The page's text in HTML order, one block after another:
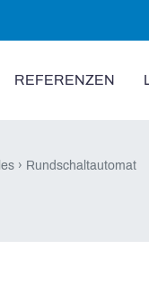
REFERENZEN
Rundschaltautomat